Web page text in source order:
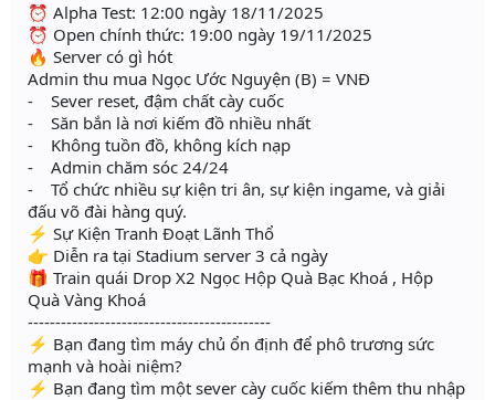
⏰ Alpha Test: 12:00 ngày 18/11/2025
⏰ Open chính thức: 19:00 ngày 19/11/2025
🔥 Server có gì hót
Admin thu mua Ngọc Ước Nguyện (B) = VNĐ
- Sever reset, đậm chất cày cuốc
- Săn bắn là nơi kiếm đồ nhiều nhất
- Không tuồn đồ, không kích nạp
- Admin chăm sóc 24/24
- Tổ chức nhiều sự kiện tri ân, sự kiện ingame, và giải
đấu võ đài hàng quý.
⚡️ Sự Kiện Tranh Đoạt Lãnh Thổ
👉 Diễn ra tại Stadium server 3 cả ngày
🎁 Train quái Drop X2 Ngọc Hộp Quà Bạc Khoá , Hộp
Quà Vàng Khoá
--------------------------------------------
⚡️ Bạn đang tìm máy chủ ổn định để phô trương sức
mạnh và hoài niệm?
⚡️ Bạn đang tìm một sever cày cuốc kiếm thêm thu nhập